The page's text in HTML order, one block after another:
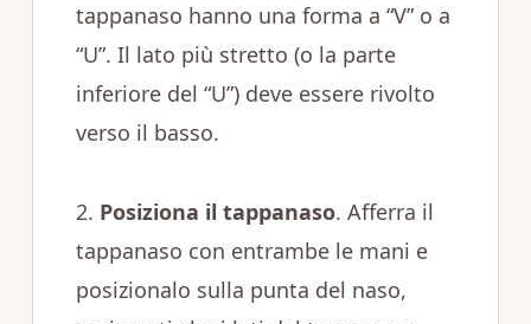
tappanaso hanno una forma a “V” o a
“U”. Il lato più stretto (o la parte
inferiore del “U”) deve essere rivolto
verso il basso.
2. Posiziona il tappanaso. Afferra il
tappanaso con entrambe le mani e
posizionalo sulla punta del naso,